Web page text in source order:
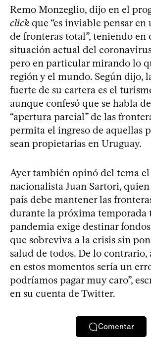
Remo Monzeglio, dijo en el
click que “es inviable pensar
de fronteras total”, teniendo en
situación actual del
pero en particular mirando lo
región y el mundo. Según dijo,
fuerte de su cartera es el
aunque confesó que se habla
“apertura parcial” de las
permita el ingreso de aquellas
sean propietarias en Uruguay.
Ayer también opinó del tema el
nacionalista Juan Sartori,
país debe mantener las
durante la próxima temporada
pandemia exige destinar
que sobreviva a la crisis sin
salud de todos. De lo contrario,
en estos momentos sería un
podríamos pagar muy caro”,
en su cuenta de Twitter.
Comentar